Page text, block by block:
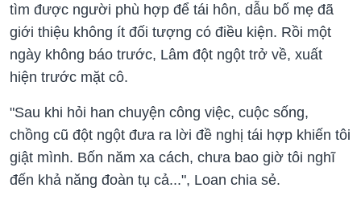
tìm được người phù hợp để tái hôn, dẫu bố mẹ đã
giới thiệu không ít đối tượng có điều kiện. Rồi một
ngày không báo trước, Lâm đột ngột trở về, xuất
hiện trước mặt cô.
"Sau khi hỏi han chuyện công việc, cuộc sống,
chồng cũ đột ngột đưa ra lời đề nghị tái hợp khiến tôi
giật mình. Bốn năm xa cách, chưa bao giờ tôi nghĩ
đến khả năng đoàn tụ cả...", Loan chia sẻ.